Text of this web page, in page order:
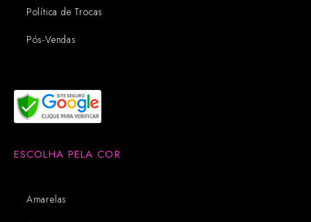
Política de Trocas
Pós-Vendas
ESCOLHA PELA COR
Amarelas